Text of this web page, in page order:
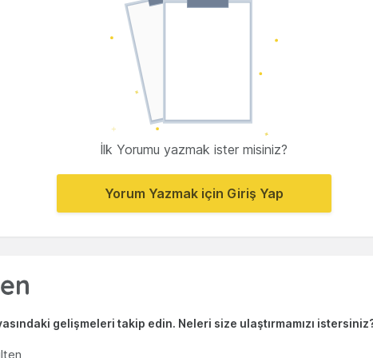
İlk Yorumu yazmak ister misiniz?
Yorum Yazmak için Giriş Yap
gelişmeleri takip edin. Neleri size ulaştırmamızı